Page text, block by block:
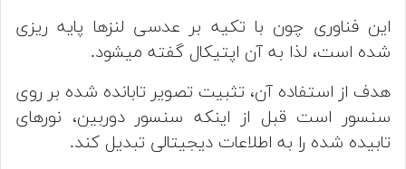
این فناوری چون با تکیه بر عدسی لنزها پایه ریزی
شده است، لذا به آن اپتیکال گفته میشود.
هدف از استفاده آن، تثبیت تصویر تابانده شده بر روی
سنسور است قبل از اینکه سنسور دوربین، نورهای
تابیده شده را به اطلاعات دیجیتالی تبدیل کند.